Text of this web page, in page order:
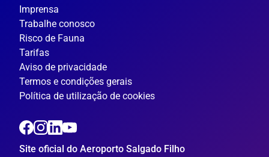
Imprensa
Trabalhe conosco
Risco de Fauna
Tarifas
Aviso de privacidade
Termos e condições gerais
Política de utilização de cookies
Site oficial do Aeroporto Salgado Filho